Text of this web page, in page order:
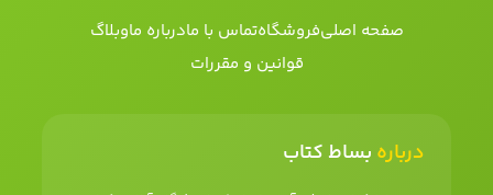
صفحه اصلیفروشگاهتماس با مادرباره ماوبلاگ
قوانین و مقررات
درباره بساط کتاب